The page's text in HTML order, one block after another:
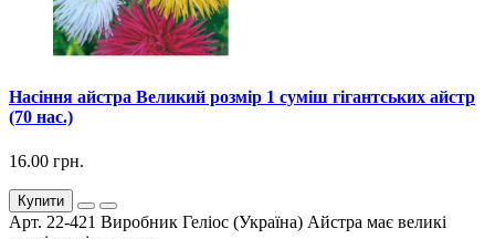
Насіння айстра Великий розмір 1 суміш гігантських айстр
(70 нас.)
16.00 грн.
Купити
Арт. 22-421 Виробник Геліос (Україна) Айстра має великі